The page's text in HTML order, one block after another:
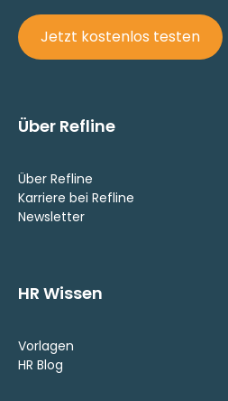
Jetzt kostenlos testen
Über Refline
Über Refline
Karriere bei Refline
Newsletter
HR Wissen
Vorlagen
HR Blog